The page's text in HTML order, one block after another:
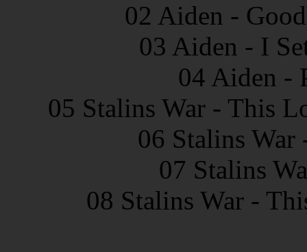
02 Aiden -
03 Aiden - I
04 Aiden -
05 Stalins War - This
06 Stalins
07 Stalins
08 Stalins War -